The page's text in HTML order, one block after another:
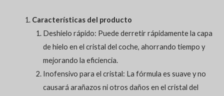
Características del producto
Deshielo rápido: Puede derretir rápidamente la capa
de hielo en el cristal del coche, ahorrando tiempo y
mejorando la eficiencia.
Inofensivo para el cristal: La fórmula es suave y no
causará arañazos ni otros daños en el cristal del